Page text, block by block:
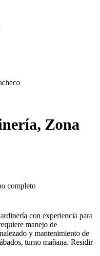
Zona
completo
con experiencia para
manejo de
y mantenimiento de
turno mañana. Residir